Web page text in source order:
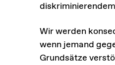
Wir werden
wenn jemand
Grundsätze